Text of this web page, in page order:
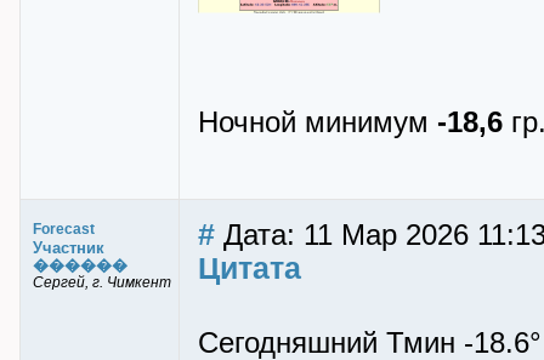
Ночной минимум -18,6
Forecast
Участник
������
Сергей, г. Чимкент
# Дата: 11 Мар 2026
Цитата
Сегодняшний Тмин -